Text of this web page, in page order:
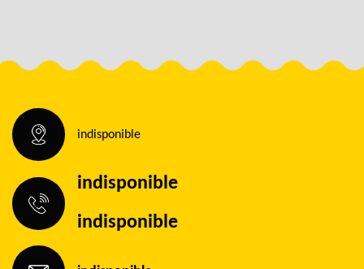
indisponible
indisponible
indisponible